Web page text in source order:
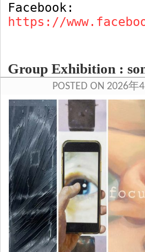
Facebook:
https://
Group Exhibition :
POSTED ON 2026年